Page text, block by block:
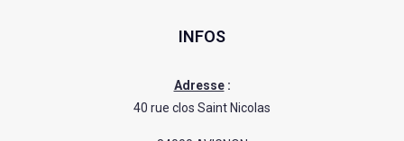
INFOS
Adresse :
40 rue clos Saint Nicolas